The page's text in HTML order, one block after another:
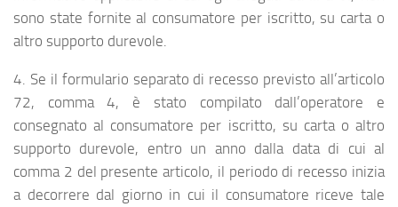
sono state fornite al consumatore per iscritto, su carta o
altro supporto durevole.
4. Se il formulario separato di recesso previsto all’articolo
72, comma 4, è stato compilato dall’operatore e
consegnato al consumatore per iscritto, su carta o altro
supporto durevole, entro un anno dalla data di cui al
comma 2 del presente articolo, il periodo di recesso inizia
a decorrere dal giorno in cui il consumatore riceve tale